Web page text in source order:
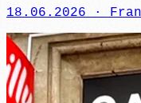
18.06.2026 ·